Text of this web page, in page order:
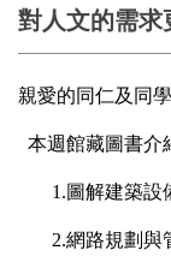
對人文的需求
親愛的同仁及同學
本週館藏圖書介
1.圖解建築設
2.網路規劃與